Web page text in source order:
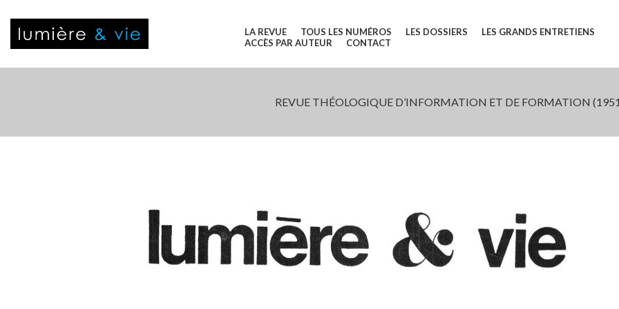
LA REVUE TOUS LES NUMÉROS LES DOSSIERS
LES GRANDS ENTRETIENS
ACCÈS PAR AUTEUR
CONTACT
REVUE THÉOLOGIQUE D’INFORMATION ET DE FORMATION